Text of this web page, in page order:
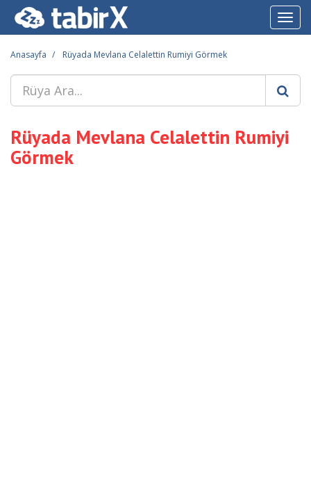
Anasayfa Rüyada Mevlana Celalettin Rumiyi Görmek
Rüyada Mevlana Celalettin Rumiyi
Görmek